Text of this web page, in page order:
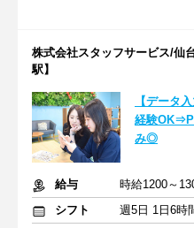
株式会社スタッフサービス/仙
駅】
【データ
経験
み◎
給与
時給1200～
シフト
週5日 1日6時